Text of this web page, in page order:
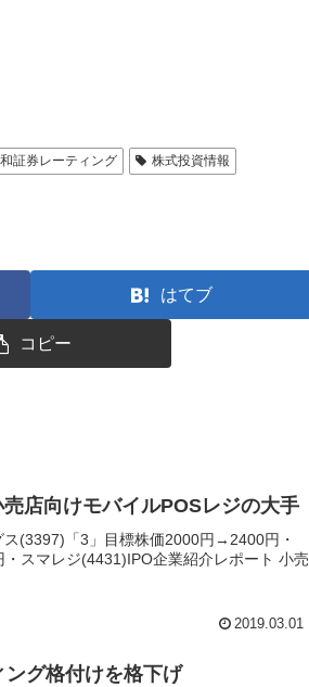
証券レーティング 株式投資情報
はてブ
コピー
店向けモバイルPOSレジの大手
(3397)「3」目標株価2000円→2400円・
スマレジ(4431)IPO企業紹介レポート 小売
2019.03.01
グ格付けを格下げ